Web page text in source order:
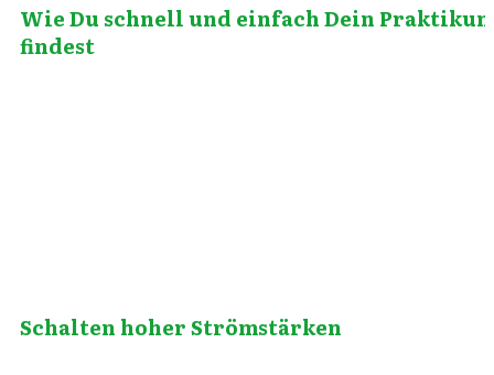
Wie Du schnell und einfach Dein
findest
Schalten hoher Strömstärken